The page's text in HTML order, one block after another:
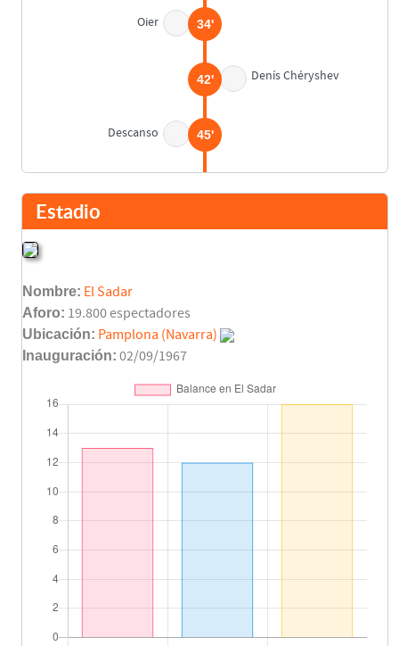
Oier 34'
Denís Chéryshev
42'
Descanso 45'
48'
Marc Cardona
Adrián López
Ferran Torres
Lillo
Francis Coquelin
Íñigo Pérez
Estadio
Nombre: El Sadar
Aforo: 19.800 espectadores
Ubicación: Pamplona (Navarra)
Inauguración: 02/09/1967